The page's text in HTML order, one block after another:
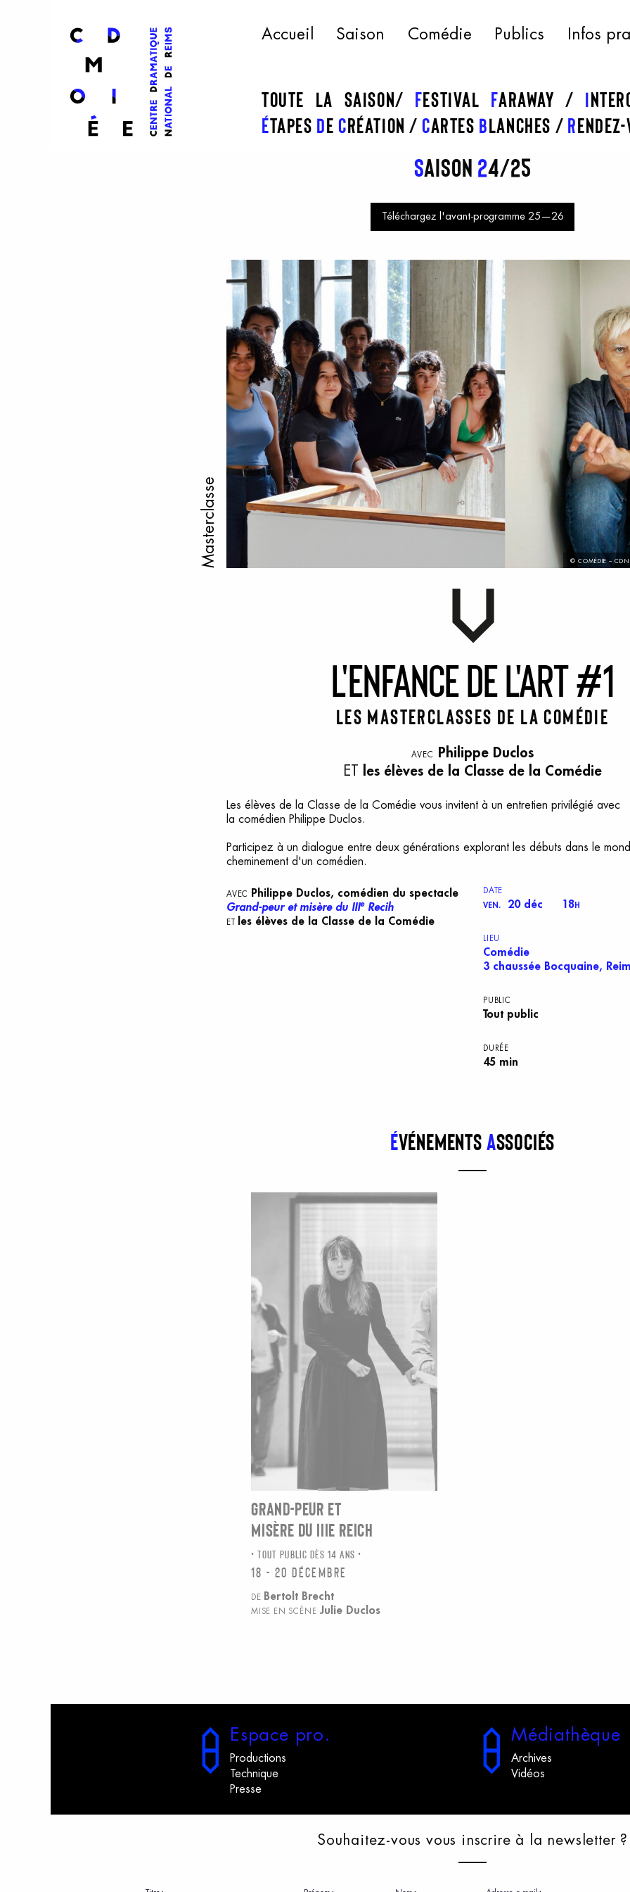
ogo Accueil Saison Comédie Publics Infos
Toute la saison festival faraway I
Étapes decréation Cartes blanches R
Saison 24/25
Téléchargez l'avant-programme 25—26
© COMÉDIE – CDN
Masterclasse
L'enfancedel'art#1
Les masterclasses de la Comédie
AVEC
Philippe Duclos
ET
les élèves de la Classe de la Comédie
Les élèves de la Classe de la Comédie vous invitent à un entretien privilégié avec
la comédien Philippe Duclos.
Participez à un dialogue entre deux générations explorant les débuts dans le
cheminement d'un comédien.
AVEC Philippe Duclos, comédien du spectacle
Grand-peur et misère du IIIeRecih
ET les élèves de la Classe de la Comédie
DATE
VEN.
20 déc 18H
LIEU
Comédie
3 chaussée Bocquaine,
PUBLIC
Tout public
DURÉE
45 min
Événementsassociés
GRAND-PEUR ET
MISÈRE DU IIIE REICH
TOUT PUBLIC DÈS 14 ANS
18 - 20 décembre
DE Bertolt Brecht
MISE EN SCÈNE Julie Duclos
Espace pro.
Productions
Technique
Presse
Médiathèque
Archives
Vidéos
Souhaitez-vousvous i nscrire à a newsletter ?